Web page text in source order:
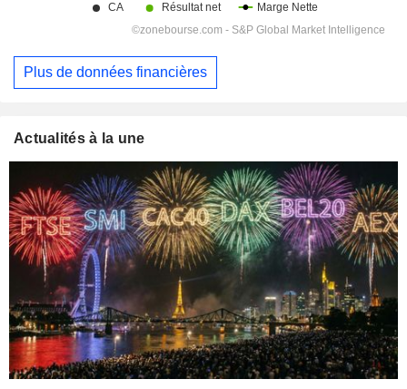
Plus de données financières
Actualités à la une